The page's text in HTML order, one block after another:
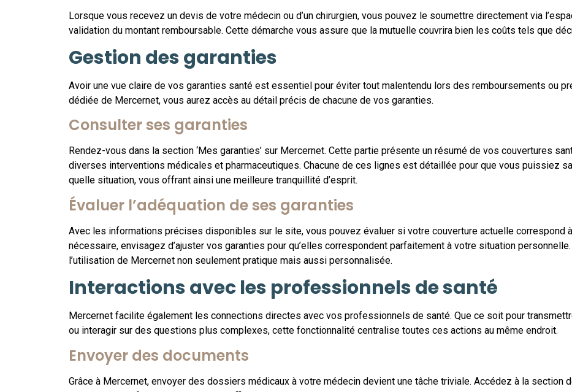
Lorsque vous recevez un devis de votre médecin ou d’un chirurgien, vous pouvez le soumettre directement via
validation du montant remboursable. Cette démarche vous assure que la mutuelle couvrira bien les coûts tels que
Gestion des garanties
Avoir une vue claire de vos garanties santé est essentiel pour éviter tout malentendu lors des remboursements ou
dédiée de Mercernet, vous aurez accès au détail précis de chacune de vos garanties.
Consulter ses garanties
Rendez-vous dans la section ‘Mes garanties’ sur Mercernet. Cette partie présente un résumé de vos couvertures
diverses interventions médicales et pharmaceutiques. Chacune de ces lignes est détaillée pour que vous puissiez
quelle situation, vous offrant ainsi une meilleure tranquillité d’esprit.
Évaluer l’adéquation de ses garanties
Avec les informations précises disponibles sur le site, vous pouvez évaluer si votre couverture actuelle correspond
nécessaire, envisagez d’ajuster vos garanties pour qu’elles correspondent parfaitement à votre situation
l’utilisation de Mercernet non seulement pratique mais aussi personnalisée.
Interactions avec les professionnels de santé
Mercernet facilite également les connections directes avec vos professionnels de santé. Que ce soit pour
ou interagir sur des questions plus complexes, cette fonctionnalité centralise toutes ces actions au même endroit.
Envoyer des documents
Grâce à Mercernet, envoyer des dossiers médicaux à votre médecin devient une tâche triviale. Accédez à la